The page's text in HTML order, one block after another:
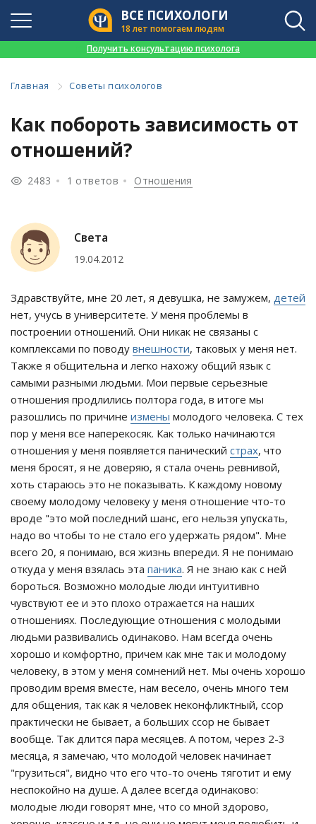
ВСЕ ПСИХОЛОГИ
18 лет помогаем людям
Получить консультацию психолога
Главная Советы психологов
Как побороть зависимость от
отношений?
2483 1 ответов Отношения
Света
19.04.2012
Здравствуйте, мне 20 лет, я девушка, не замужем, детей
нет, учусь в университете. У меня проблемы в
построении отношений. Они никак не связаны с
комплексами по поводу внешности, таковых у меня нет.
Также я общительна и легко нахожу общий язык с
самыми разными людьми. Мои первые серьезные
отношения продлились полтора года, в итоге мы
разошлись по причине измены молодого человека. С тех
пор у меня все наперекосяк. Как только начинаются
отношения у меня появляется панический страх, что
меня бросят, я не доверяю, я стала очень ревнивой,
хоть стараюсь это не показывать. К каждому новому
своему молодому человеку у меня отношение что-то
вроде "это мой последний шанс, его нельзя упускать,
надо во чтобы то не стало его удержать рядом". Мне
всего 20, я понимаю, вся жизнь впереди. Я не понимаю
откуда у меня взялась эта паника. Я не знаю как с ней
бороться. Возможно молодые люди интуитивно
чувствуют ее и это плохо отражается на наших
отношениях. Последующие отношения с молодыми
людьми развивались одинаково. Нам всегда очень
хорошо и комфортно, причем как мне так и молодому
человеку, в этом у меня сомнений нет. Мы очень хорошо
проводим время вместе, нам весело, очень много тем
для общения, так как я человек неконфликтный, ссор
практически не бывает, а больших ссор не бывает
вообще. Так длится пара месяцев. А потом, через 2-3
месяца, я замечаю, что молодой человек начинает
"грузиться", видно что его что-то очень тяготит и ему
неспокойно на душе. А далее всегда одинаково:
молодые люди говорят мне, что со мной здорово,